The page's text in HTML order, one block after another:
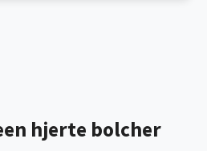
hjerte bolcher